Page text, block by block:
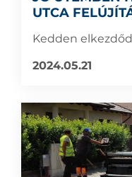
UTCA
Kedden
2024.05.21